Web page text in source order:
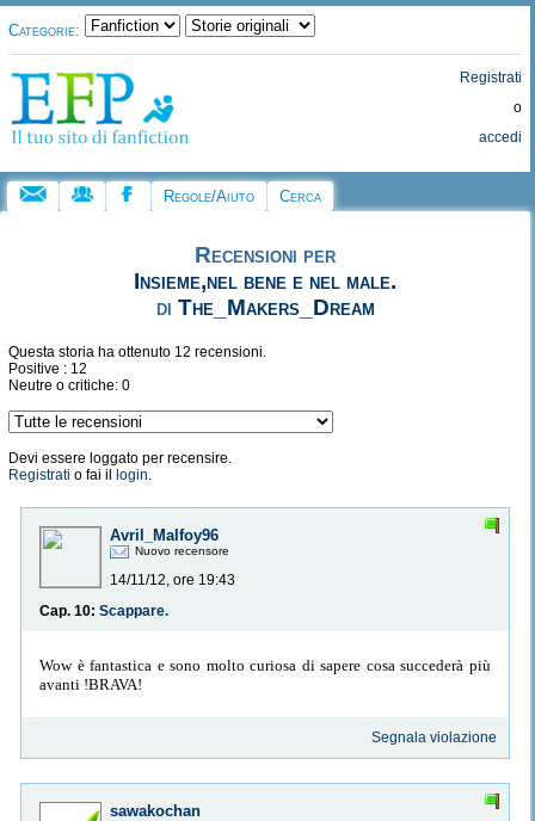
Categorie:
Registrati
o
accedi
Regole/Aiuto Cerca
Recensioni per
Insieme,nel bene e nel male.
di The_Makers_Dream
Questa storia ha ottenuto 12 recensioni.
Positive : 12
Neutre o critiche: 0
Devi essere loggato per recensire.
Registrati o fai il login.
Avril_Malfoy96
Nuovo recensore
14/11/12, ore 19:43
Cap. 10: Scappare.
Wow è fantastica e sono molto curiosa di sapere cosa succederà più
avanti !BRAVA!
Segnala violazione
sawakochan